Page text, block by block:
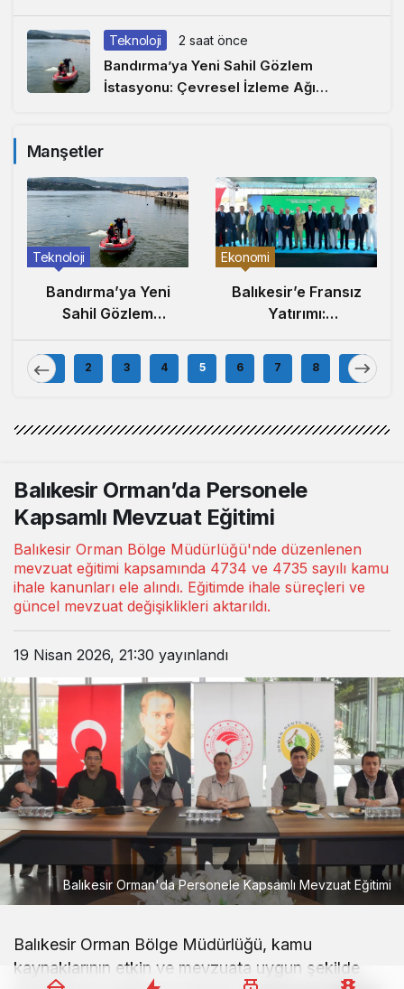
Defnedildi
Teknoloji 2 saat önce
Bandırma’ya Yeni Sahil Gözlem
İstasyonu: Çevresel İzleme Ağı
Manşetler
Teknoloji
Bandırma’ya Yeni
Sahil Gözlem
İstasyonu:
Çevresel İzleme
Ağı Marmara’ya
Ekonomi
Balıkesir’e Fransız
Yatırımı:
Aromatech
BALOSB’da Üretim
Tesisi Kuruyor
1 2 3 4 5 6 7 8 9
Balıkesir Orman’da Personele
Kapsamlı Mevzuat Eğitimi
Balıkesir Orman Bölge Müdürlüğü'nde düzenlenen
mevzuat eğitimi kapsamında 4734 ve 4735 sayılı kamu
ihale kanunları ele alındı. Eğitimde ihale süreçleri ve
güncel mevzuat değişiklikleri aktarıldı.
19 Nisan 2026, 21:30 yayınlandı
Balıkesir Orman'da Personele Kapsamlı Mevzuat Eğitimi
Balıkesir Orman Bölge Müdürlüğü, kamu
kaynaklarının etkin ve mevzuata uygun şekilde